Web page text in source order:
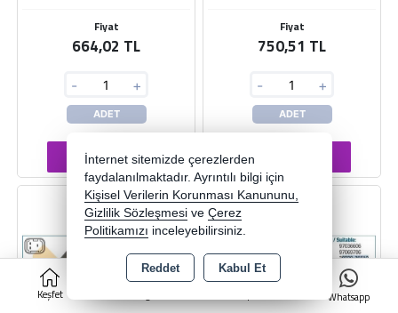
Keşfet
0
Whatsapp
Fiyat
664,02 TL
- +
ADET
Sepete Ekle
Fiyat
750,51 TL
- +
ADET
İnternet sitemizde çerezlerden
faydalanılmaktadır. Ayrıntılı bilgi için
Kişisel Verilerin Korunması Kanununu,
Gizlilik Sözleşmesi ve Çerez
Politikamızı inceleyebilirsiniz.
Reddet Kabul Et